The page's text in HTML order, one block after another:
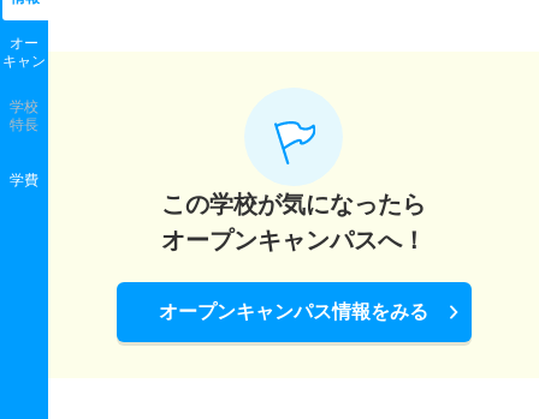
オー
キャン
学校
特長
学費
この学校が気になったら
オープンキャンパスへ！
オープンキャンパス情報をみる